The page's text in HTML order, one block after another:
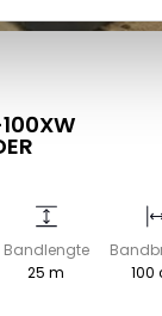
Bandlengte
25 m
100